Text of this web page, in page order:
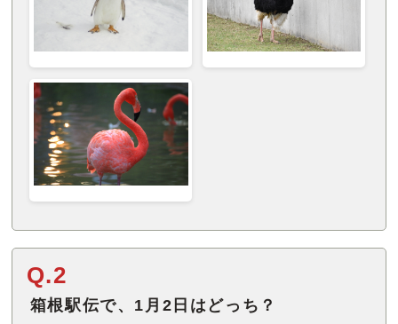
Q.2
箱根駅伝で、1月2日はどっち？